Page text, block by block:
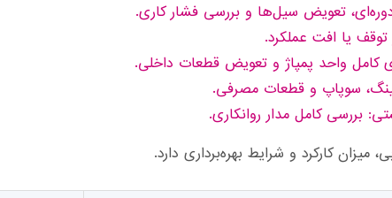
تعویض سیل‌ها و بررسی فشار کاری.
یا افت عملکرد.
کامل واحد پمپاژ و تعویض قطعات داخلی.
سوپاپ و قطعات مصرفی.
بررسی کامل مدار روانکاری.
کارکرد و شرایط بهره‌برداری دارد.